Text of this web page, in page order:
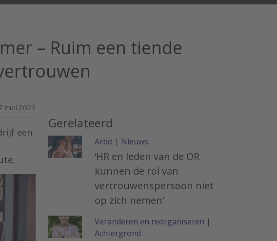
– Ruim een tiende
mei 2025
een
Gerelateerd
Arbo | Nieuws
‘HR en leden van de OR
kunnen de rol van
vertrouwenspersoon niet
op zich nemen’
Veranderen en reorganiseren |
Achtergrond